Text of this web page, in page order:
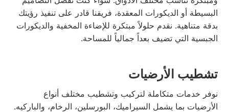
البسيطة أو الديكورات المعقدة، فريقنا قادر على تنفيذ رؤيتك
بدقة متناهية. نقدم حلولاً مبتكرة للإضاءة المخفية والديكورات
الجبسية التي تضيف بعداً جمالياً للمساحة.
تشطيب الأرضيات
نوفر خدمات متكاملة لتركيب وتشطيب مختلف أنواع
الأرضيات بما يشمل السيراميك، البورسلين، الرخام، والباركيه.